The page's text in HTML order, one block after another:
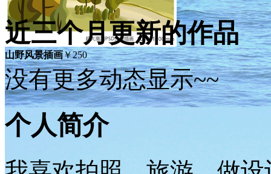
山野风景插画￥250
近三个月更新的作品
没有更多动态显示~~
个人简介